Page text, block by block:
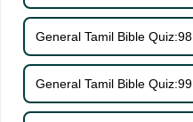
General Tamil Bible Quiz:98
General Tamil Bible Quiz:99